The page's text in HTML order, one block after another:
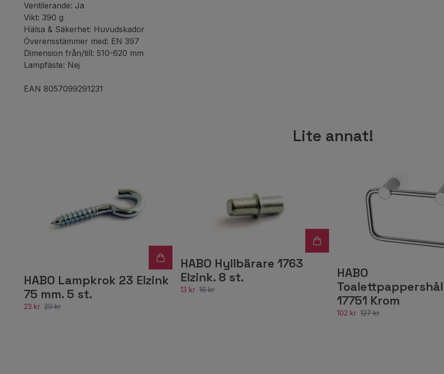
Ventilerande: Ja
Vikt: 390 g
Hälsa & Säkerhet: Huvudskador
Överensstämmer med: EN 397
Dimension från/till: 510-620 mm
Lampfäste: Nej
EAN 8057099291231
Lite annat!
HABO Lampkrok 23 Elzink
75 mm. 5 st.
23 kr 29 kr
HABO Hyllbärare 1763
Elzink. 8 st.
13 kr 16 kr
HABO
17751 Krom
102 kr 127 kr